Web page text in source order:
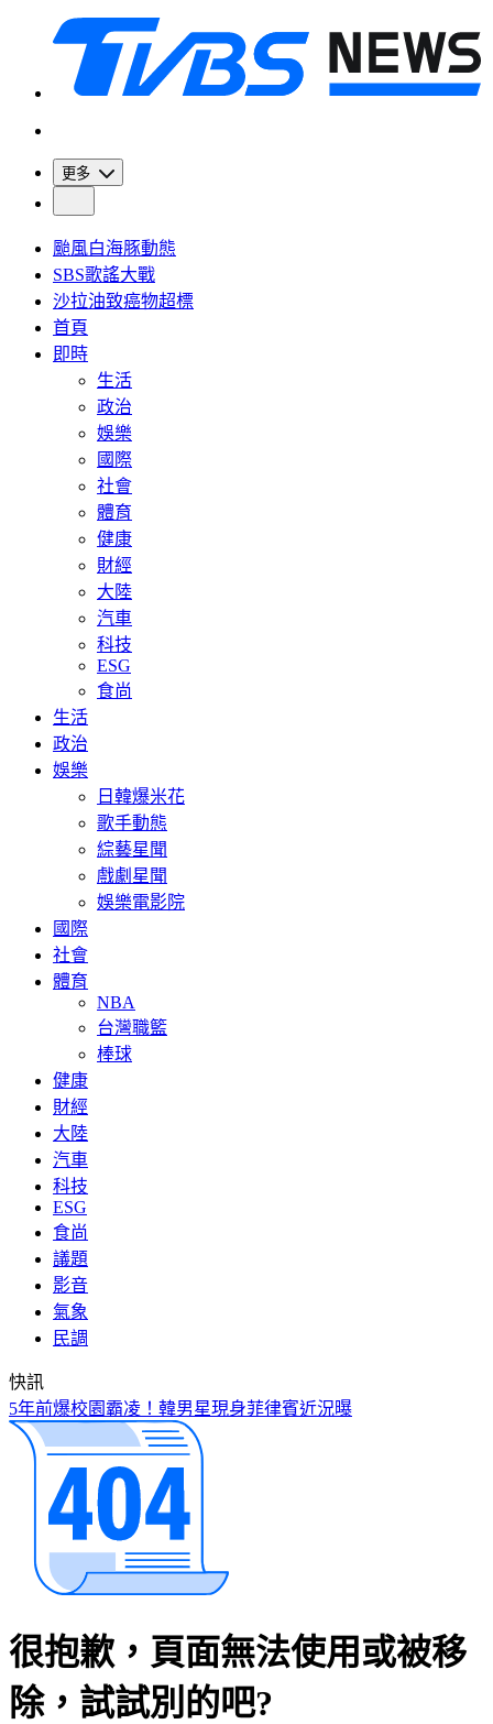
更多
颱風白海豚動態
SBS歌謠大戰
沙拉油致癌物超標
首頁
即時
生活
政治
娛樂
國際
社會
體育
健康
財經
大陸
汽車
科技
ESG
食尚
生活
政治
娛樂
日韓爆米花
歌手動態
綜藝星聞
戲劇星聞
娛樂電影院
國際
社會
體育
NBA
台灣職籃
棒球
健康
財經
大陸
汽車
科技
ESG
食尚
議題
影音
氣象
民調
快訊
5年前爆校園霸凌！韓男星現身菲律賓近況曝
很抱歉，頁面無法使用或被移
除，試試別的吧?